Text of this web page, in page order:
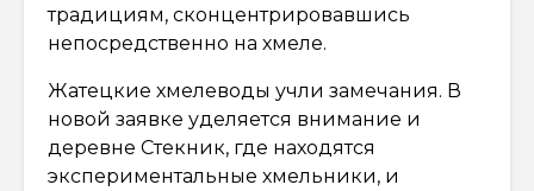
традициям, сконцентрировавшись
непосредственно на хмеле.
Жатецкие хмелеводы учли замечания. В
новой заявке уделяется внимание и
деревне Стекник, где находятся
экспериментальные хмельники, и